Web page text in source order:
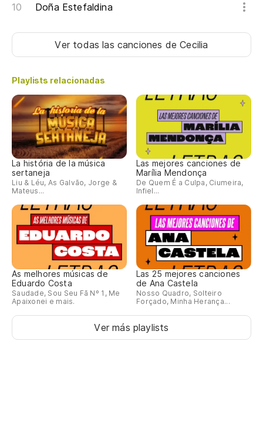
Doña Estefaldina
Ver todas las canciones de Cecilia
Playlists relacionadas
La história de la música
sertaneja
Liu & Léu, As Galvão, Jorge &
Mateus...
Las mejores canciones de
Marília Mendonça
De Quem É a Culpa, Ciumeira,
Infiel...
As melhores músicas de
Eduardo Costa
Saudade, Sou Seu Fã Nº 1, Me
Apaixonei e mais.
Las 25 mejores canciones
de Ana Castela
Nosso Quadro, Solteiro
Forçado, Minha Herança...
Ver más playlists